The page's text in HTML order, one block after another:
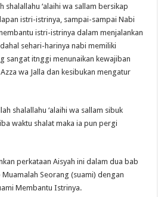
shalallahu ‘alaihi wa sallam bersikap
istri-istrinya, sampai-sampai Nabi
istri-istrinya dalam menjalankan
sehari-harinya nabi memiliki
sangat itnggi menunaikan kewajiban
wa Jalla dan kesibukan mengatur
shalallahu ‘alaihi wa sallam sibuk
waktu shalat maka ia pun pergi
perkataan Aisyah ini dalam dua bab
Seorang (suami) dengan
Membantu Istrinya.